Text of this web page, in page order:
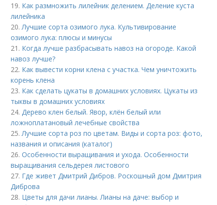
19. Как размножить лилейник делением. Деление куста
лилейника
20. Лучшие сорта озимого лука. Культивирование
озимого лука: плюсы и минусы
21. Когда лучше разбрасывать навоз на огороде. Какой
навоз лучше?
22. Как вывести корни клена с участка. Чем уничтожить
корень клена
23. Как сделать цукаты в домашних условиях. Цукаты из
тыквы в домашних условиях
24. Дерево клен белый. Явор, клён белый или
ложноплатановый лечебные свойства
25. Лучшие сорта роз по цветам. Виды и сорта роз: фото,
названия и описания (каталог)
26.Особенности выращивания и ухода. Особенности
выращивания сельдерея листового
27. Где живет Дмитрий Дибров. Роскошный дом Дмитрия
Диброва
28. Цветы для дачи лианы. Лианы на даче: выбор и